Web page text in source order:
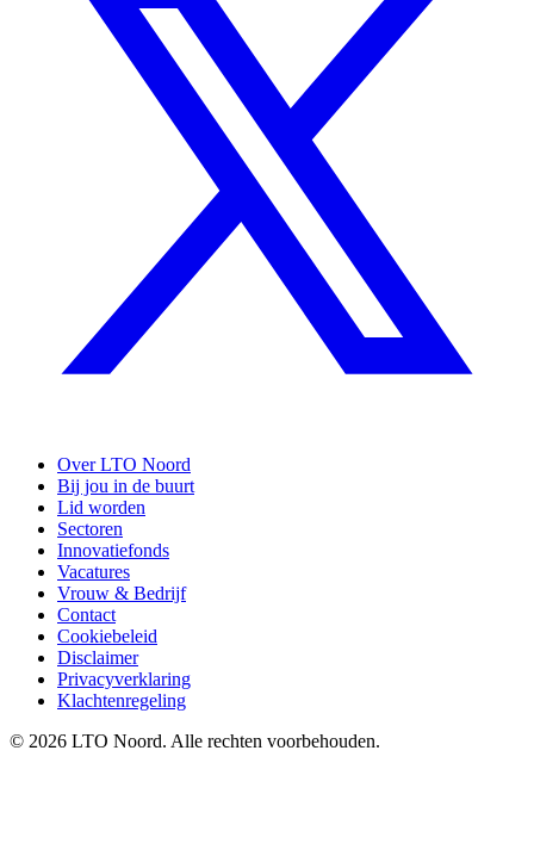
Over LTO Noord
Bij jou in de buurt
Lid worden
Sectoren
Innovatiefonds
Vacatures
Vrouw & Bedrijf
Contact
Cookiebeleid
Disclaimer
Privacyverklaring
Klachtenregeling
© 2026 LTO Noord. Alle rechten voorbehouden.